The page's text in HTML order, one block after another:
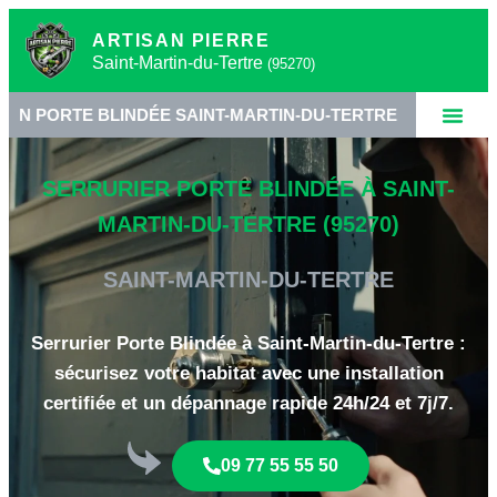
ARTISAN PIERRE
Saint-Martin-du-Tertre (95270)
SAINT-MARTIN-DU-TERTRE •
SERRURIER PORTE BLINDÉE À SAINT-
MARTIN-DU-TERTRE (95270)
SAINT-MARTIN-DU-TERTRE
Serrurier Porte Blindée à Saint-Martin-du-Tertre :
sécurisez votre habitat avec une installation
certifiée et un dépannage rapide 24h/24 et 7j/7.
09 77 55 55 50